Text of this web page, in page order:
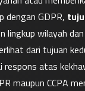
dengan GDPR,
lingkup wilayah
dari tujuan
respons atas
maupun CCPA